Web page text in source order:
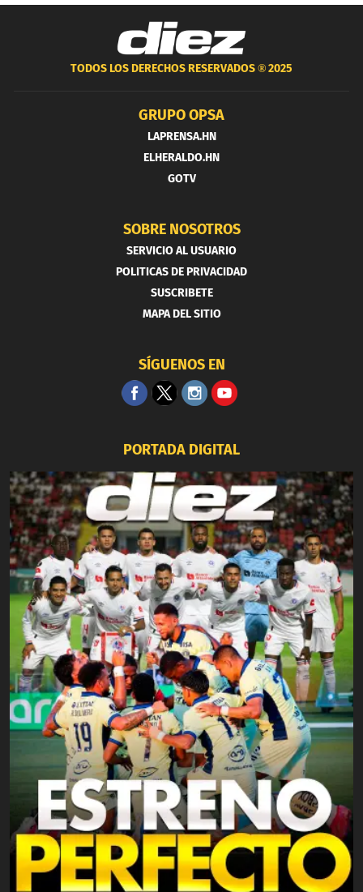
TODOS LOS DERECHOS RESERVADOS ®2025
GRUPO OPSA
LAPRENSA.HN
ELHERALDO.HN
GOTV
SOBRE NOSOTROS
SERVICIO AL USUARIO
POLITICAS DE PRIVACIDAD
SUSCRIBETE
MAPA DEL SITIO
SÍGUENOS EN
PORTADA DIGITAL